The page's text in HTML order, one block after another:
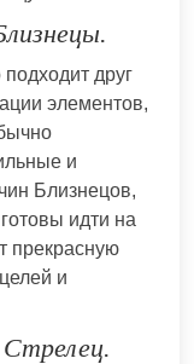
друг
элементов,
и
Близнецов,
идти на
прекрасную
и